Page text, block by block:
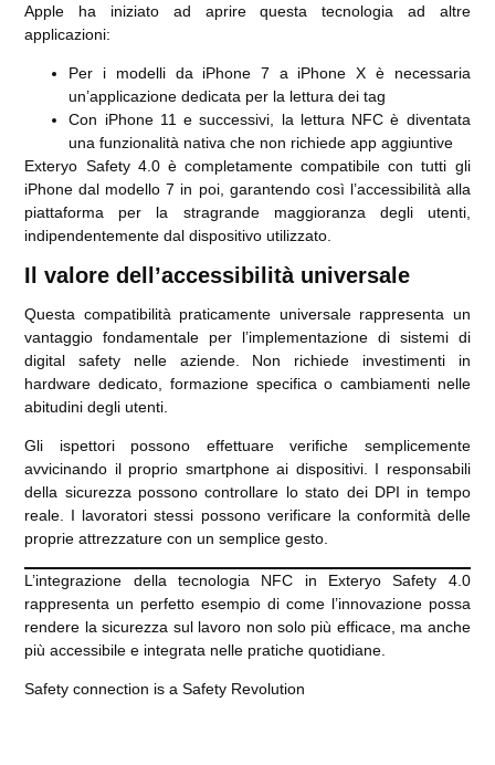
Apple ha iniziato ad aprire questa tecnologia ad altre
applicazioni:
Per i modelli da iPhone 7 a iPhone X è necessaria
un’applicazione dedicata per la lettura dei tag
Con iPhone 11 e successivi, la lettura NFC è diventata
una funzionalità nativa che non richiede app aggiuntive
Exteryo Safety 4.0 è completamente compatibile con tutti gli
iPhone dal modello 7 in poi, garantendo così l’accessibilità alla
piattaforma per la stragrande maggioranza degli utenti,
indipendentemente dal dispositivo utilizzato.
Il valore dell’accessibilità universale
Questa compatibilità praticamente universale rappresenta un
vantaggio fondamentale per l’implementazione di sistemi di
digital safety nelle aziende. Non richiede investimenti in
hardware dedicato, formazione specifica o cambiamenti nelle
abitudini degli utenti.
Gli ispettori possono effettuare verifiche semplicemente
avvicinando il proprio smartphone ai dispositivi. I responsabili
della sicurezza possono controllare lo stato dei DPI in tempo
reale. I lavoratori stessi possono verificare la conformità delle
proprie attrezzature con un semplice gesto.
L’integrazione della tecnologia NFC in Exteryo Safety 4.0
rappresenta un perfetto esempio di come l’innovazione possa
rendere la sicurezza sul lavoro non solo più efficace, ma anche
più accessibile e integrata nelle pratiche quotidiane.
Safety connection is a Safety Revolution